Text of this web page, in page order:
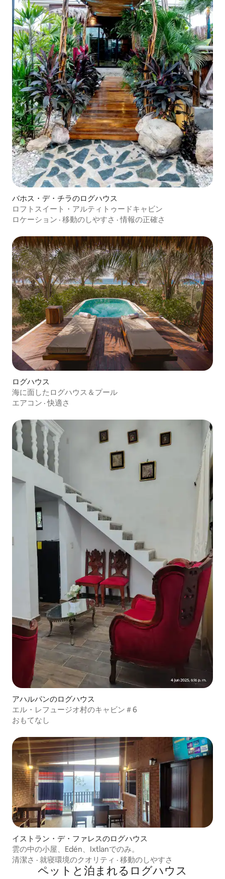
バホス・デ・チラのログハウス
ロフトスイート・アルティトゥードキャビン
ロケーション · 移動のしやすさ ·情報の正確さ
ログハウス
海に面したログハウス＆プール
エアコン ·快適さ
アハルパンのログハウス
エル・レフュージオ村のキャビン＃6
おもてなし
イストラン・デ・ファレスのログハウス
雲の中の小屋、Edén、Ixtlanでのみ。
清潔さ · 就寝環境のクオリティ · 移動のしやすさ
ペットと泊まれるログハウス